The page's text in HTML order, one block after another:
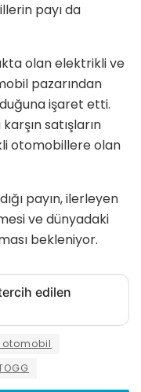
payı da
olan elektrikli ve
pazarından
işaret etti.
satışların
otomobillere olan
payın, ilerleyen
ve dünyadaki
bekleniyor.
edilen
otomobil